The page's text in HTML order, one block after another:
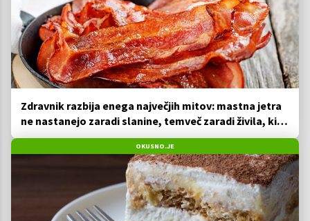
Zdravnik razbija enega največjih mitov: mastna jetra
ne nastanejo zaradi slanine, temveč zaradi živila, ki
ga imamo vsi radi
OKUSNO.JE